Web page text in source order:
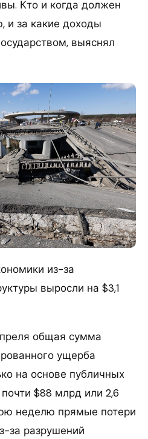
Кто и когда должен
и за какие доходы
выяснял
из-за
выросли на $3,1
общая сумма
ущерба
на основе публичных
$88 млрд или 2,6
неделю прямые потери
за разрушений